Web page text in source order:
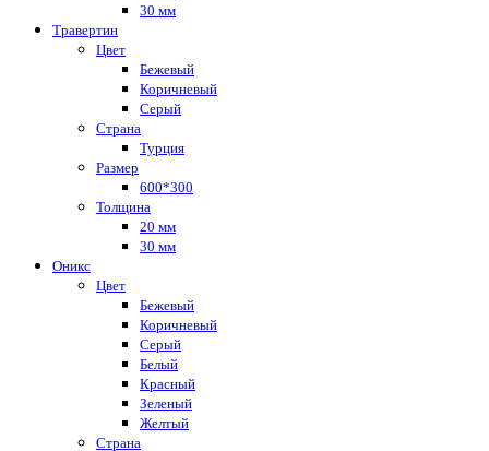
30 мм
Травертин
Цвет
Бежевый
Коричневый
Серый
Страна
Турция
Размер
600*300
Толщина
20 мм
30 мм
Оникс
Цвет
Бежевый
Коричневый
Серый
Белый
Красный
Зеленый
Желтый
Страна